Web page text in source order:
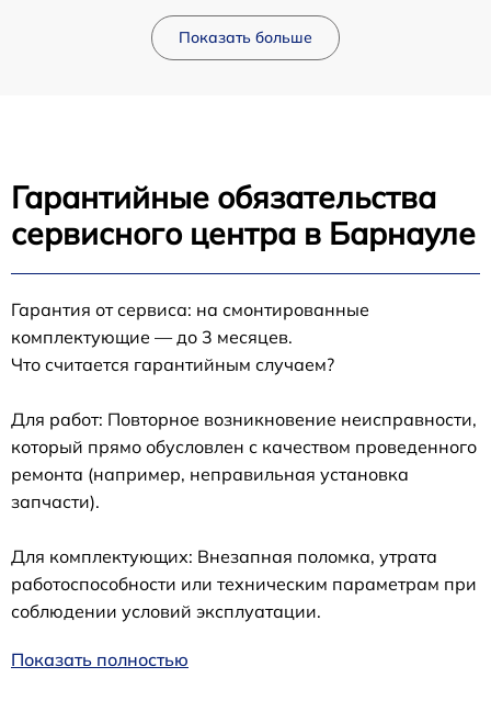
Показать больше
Гарантийные обязательства
сервисного центра в Барнауле
Гарантия от сервиса: на смонтированные
комплектующие — до 3 месяцев.
Что считается гарантийным случаем?
Для работ: Повторное возникновение неисправности,
который прямо обусловлен с качеством проведенного
ремонта (например, неправильная установка
запчасти).
Для комплектующих: Внезапная поломка, утрата
работоспособности или техническим параметрам при
соблюдении условий эксплуатации.
Показать полностью